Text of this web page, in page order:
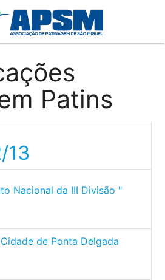
Patins
13
Nacional da III Divisão "
de Ponta Delgada